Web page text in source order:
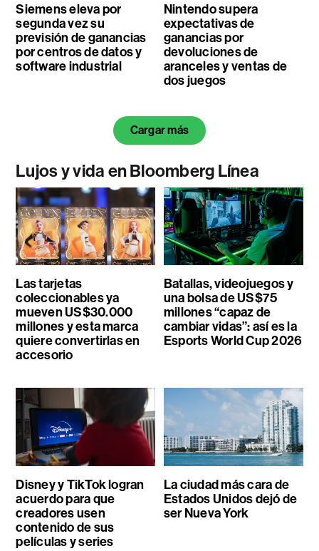
Siemens eleva por
segunda vez su
previsión de ganancias
por centros de datos y
software industrial
Nintendo supera
expectativas de
ganancias por
devoluciones de
aranceles y ventas de
dos juegos
Cargar más
Lujos y vida en Bloomberg Línea
Las tarjetas
coleccionables ya
mueven US$30.000
millones y esta marca
quiere convertirlas en
accesorio
Batallas, videojuegos y
una bolsa de US$75
millones “capaz de
cambiar vidas”: así es la
Esports World Cup 2026
Disney y TikTok logran
acuerdo para que
creadores usen
contenido de sus
películas y series
La ciudad más cara de
Estados Unidos dejó de
ser Nueva York